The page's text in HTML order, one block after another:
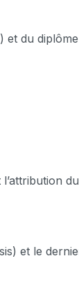
et du diplôme
l’attribution
et le